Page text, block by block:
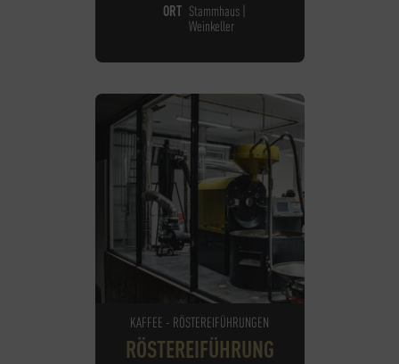
ORT Stammhaus |
Weinkeller
KAFFEE - RÖSTEREIFÜHRUNGEN
RÖSTEREIFÜHRUNG